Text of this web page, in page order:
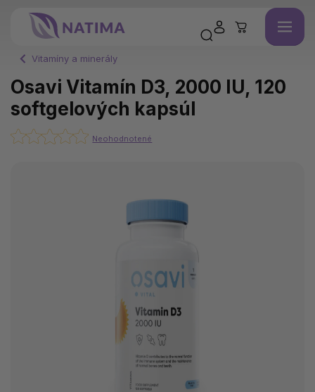
Vitamíny a minerály
Osavi Vitamín D3, 2000 IU, 120
softgelových kapsúl
Neohodnotené